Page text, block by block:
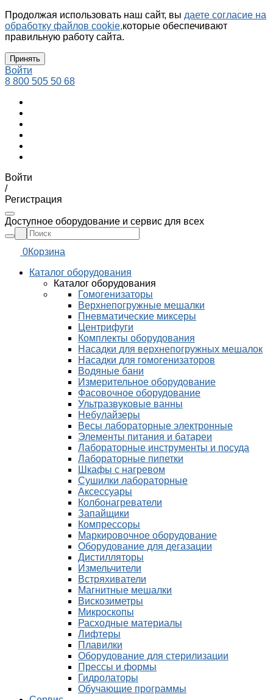
Продолжая использовать наш сайт, вы даете согласие на
обработку файлов cookie,которые обеспечивают
правильную работу сайта.
Принять
Войти
8 800 505 50 68
Войти
/
Регистрация
Доступное оборудование и сервис для всех
0Корзина
Каталог оборудования
Каталог оборудования
Гомогенизаторы
Верхнепогружные мешалки
Пневматические миксеры
Центрифуги
Комплекты оборудования
Насадки для верхнепогружных мешалок
Насадки для гомогенизаторов
Водяные бани
Измерительное оборудование
Фасовочное оборудование
Ультразвуковые ванны
Небулайзеры
Весы лабораторные электронные
Элементы питания и батареи
Лабораторные инструменты и посуда
Лабораторные пипетки
Шкафы с нагревом
Сушилки лабораторные
Аксессуары
Колбонагреватели
Запайщики
Компрессоры
Маркировочное оборудование
Оборудование для дегазации
Дистилляторы
Измельчители
Встряхиватели
Магнитные мешалки
Вискозиметры
Микроскопы
Расходные материалы
Лифтеры
Плавилки
Оборудование для стерилизации
Прессы и формы
Гидролаторы
Обучающие программы